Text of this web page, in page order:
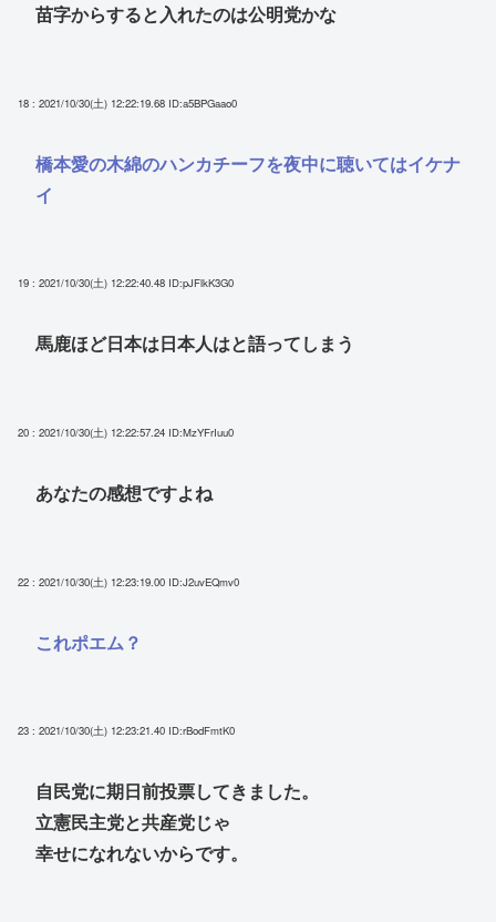
苗字からすると入れたのは公明党かな
18 : 2021/10/30(土) 12:22:19.68 ID:a5BPGaao0
橋本愛の木綿のハンカチーフを夜中に聴いてはイケナ
イ
19 : 2021/10/30(土) 12:22:40.48 ID:pJFlkK3G0
馬鹿ほど日本は日本人はと語ってしまう
20 : 2021/10/30(土) 12:22:57.24 ID:MzYFrIuu0
あなたの感想ですよね
22 : 2021/10/30(土) 12:23:19.00 ID:J2uvEQmv0
これポエム？
23 : 2021/10/30(土) 12:23:21.40 ID:rBodFmtK0
自民党に期日前投票してきました。
立憲民主党と共産党じゃ
幸せになれないからです。